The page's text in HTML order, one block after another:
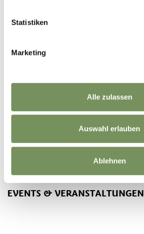
Statistiken
Marketing
Alle zulassen
Auswahl erlauben
Ablehnen
LICHTERSHOW
EVENTS & VERANSTALTUNGEN